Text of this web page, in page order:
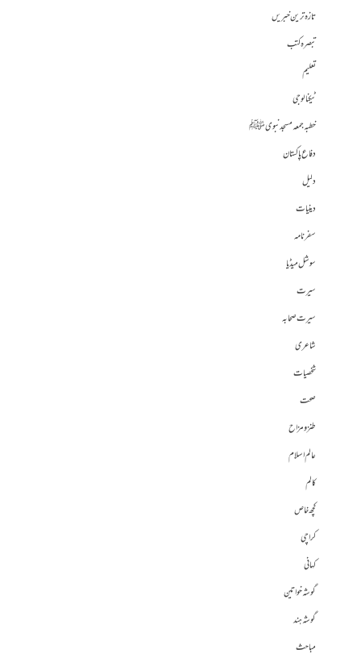
تازہ ترین خبریں
تبصرہ کتب
تعلیم
ٹیکنالوجی
خطبہ جمعہ مسجد نبوی ﷺ
دفاع پاکستان
دلیل
دینیات
سفرنامہ
سوشل میڈیا
سیرت
سیرت صحابہ
شاعری
شخصیات
صحت
طنز و مزاح
عالم اسلام
کالم
کچھ خاص
کراچی
کہانی
گوشہ خواتین
گوشہ ہند
مباحث